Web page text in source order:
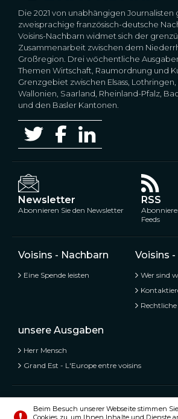
Die 2021 von unabhängigen
zweisprachige französisch-deutsche
Voisins-Nachbarn widmet sich der
Zusammenarbeit zwischen dem
Großregion. Drei wöchentliche
Themen Wirtschaft, Raumordnung und
Grenzgebiet zwischen Elsass,
Wallonien, Saarland, Rheinland-Pfalz,
und den Basler Kantonen.
Newsletter
Abonnieren Sie den Newsletter
RSS
Feeds
Voisins - Nachbarn
Eine Spende leisten
Voisins
Wer sind
unsere Ausgaben
Herr Mensch
Grand Est - L'Europe entre voisins
Voisins - Nachbarn, Kostenlose und
Beim Besuch unserer Webseite stimmen
Cookies zu, um Ihnen Inhalte und Dienste